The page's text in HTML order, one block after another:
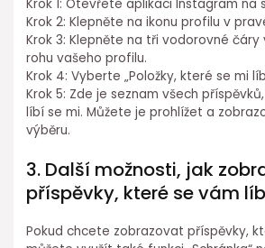
Krok 1: Otevřete aplikaci Instagram na
Krok 2: Klepněte na ikonu profilu v
Krok 3: Klepněte na tři vodorovné
rohu vašeho profilu.
Krok 4: Vyberte „Položky, které se mi
Krok 5: Zde je seznam všech
líbí se mi. Můžete je prohlížet a
výběru.
3. Další možnosti, jak
příspěvky, které se vám
Pokud chcete zobrazovat příspěvky,